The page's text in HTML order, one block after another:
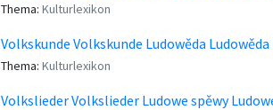
Thema: Kulturlexikon
Volkskunde Volkskunde Ludowěda
Thema: Kulturlexikon
Volkslieder Volkslieder Ludowe spěwy